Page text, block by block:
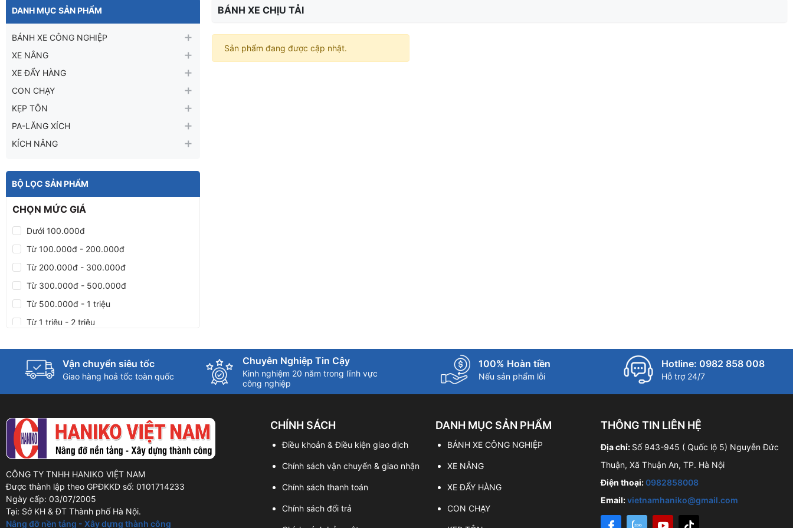
DANH MỤC SẢN PHẨM
BÁNH XE CÔNG NGHIỆP
XE NÂNG
XE ĐẨY HÀNG
CON CHẠY
KẸP TÔN
PA-LĂNG XÍCH
KÍCH NÂNG
BỘ LỌC SẢN PHẨM
CHỌN MỨC GIÁ
Dưới 100.000đ
Từ 100.000đ - 200.000đ
Từ 200.000đ - 300.000đ
Từ 300.000đ - 500.000đ
Từ 500.000đ - 1 triệu
Từ 1 triệu - 2 triệu
Từ 5 triệu - 10 triệu
Trên 10 triệu
BÁNH XE CHỊU TẢI
Sản phẩm đang được cập nhật.
Vận chuyển siêu tốc
Giao hàng hoả tốc toàn quốc
Chuyên Nghiệp Tin Cậy
Kinh nghiệm 20 năm trong lĩnh vực
công nghiệp
100% Hoàn tiền
Nếu sản phẩm lỗi
Hotline: 0982 858 008
Hỗ trợ 24/7
CÔNG TY TNHH HANIKO VIỆT NAM
Được thành lập theo GPĐKKD số: 0101714233
Ngày cấp: 03/07/2005
Tại: Sở KH & ĐT Thành phố Hà Nội.
Nâng đỡ nền tảng - Xây dựng thành công
CHÍNH SÁCH
Điều khoản & Điều kiện giao dịch
Chính sách vận chuyển & giao nhận
Chính sách thanh toán
Chính sách đổi trả
DANH MỤC SẢN PHẨM
BÁNH XE CÔNG NGHIỆP
XE NÂNG
XE ĐẨY HÀNG
CON CHẠY
THÔNG TIN LIÊN HỆ
Địa chỉ: Số 943-945 ( Quốc lộ 5) Nguyễn Đức
Thuận, Xã Thuận An, TP. Hà Nội
Điện thoại:0982858008
Email:vietnamhaniko@gmail.com